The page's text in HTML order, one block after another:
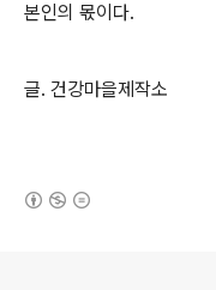
본인의 몫이다.
글. 건강마을제작소